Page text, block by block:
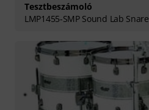
Tesztbeszámoló
LMP1455-SMP Sound Lab Snare